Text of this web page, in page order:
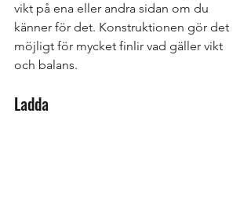
vikt på ena eller andra sidan om du
känner för det. Konstruktionen gör det
möjligt för mycket finlir vad gäller vikt
och balans.
Ladda